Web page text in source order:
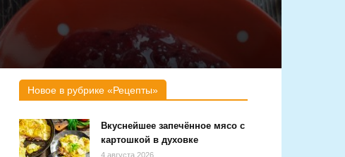
Новое в рубрике «Рецепты»
Вкуснейшее запечённое мясо с
картошкой в духовке
4 августа 2026